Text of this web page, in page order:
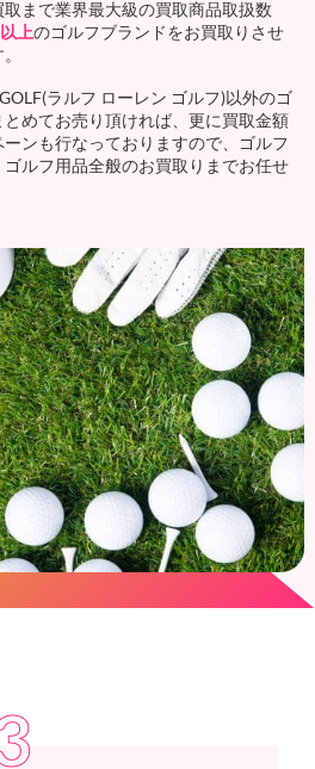
まで業界最大級の買取商品取扱数
上のゴルフブランドをお買取りさせ
ラルフ ローレン ゴルフ)以外のゴ
とめてお売り頂ければ、更に買取金額
ンも行なっておりますので、ゴルフ
ルフ用品全般のお買取りまでお任せ